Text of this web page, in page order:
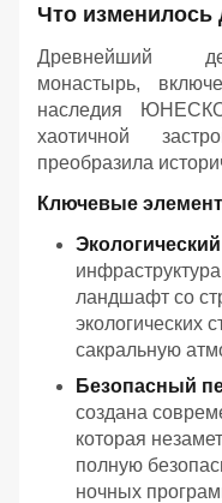
Что изменилось
Древнейший
монастырь,
наследия
хаотичной
преобразила
Ключевые
ландшафт со
экологических
сакральную
Безопасный
создана
которая
полную
ночных